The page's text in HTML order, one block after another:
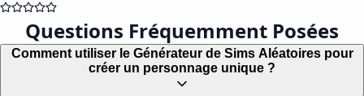
Questions Fréquemment Posées
Comment utiliser le Générateur de Sims Aléatoires pour
créer un personnage unique ?